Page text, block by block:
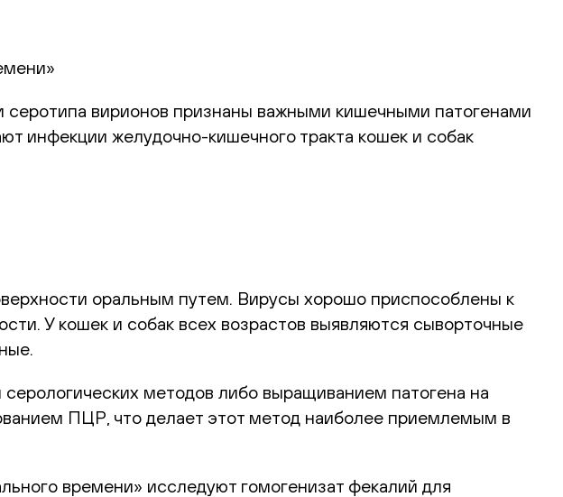
вирионов признаны важными кишечными патогенами
инфекции желудочно-кишечного тракта кошек и собак
оральным путем. Вирусы хорошо приспособлены к
У кошек и собак всех возрастов выявляются сыворточные
методов либо выращиванием патогена на
ПЦР, что делает этот метод наиболее приемлемым в
времени» исследуют гомогенизат фекалий для